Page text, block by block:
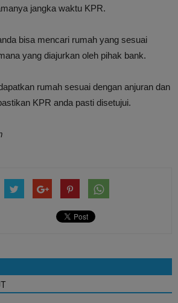
jangka waktu KPR.
bisa mencari rumah yang sesuai
yang diajurkan oleh pihak bank.
rumah sesuai dengan anjuran dan
KPR anda pasti disetujui.